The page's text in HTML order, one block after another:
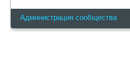
Администрация сообщества